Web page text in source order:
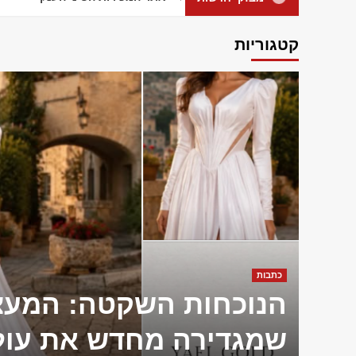
קטגוריות
כתבות
הנוכחות השקטה:
שמגדירה מחדש את